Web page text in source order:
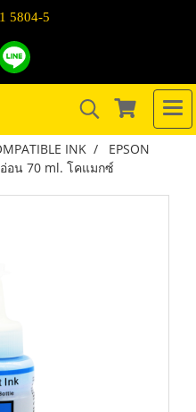
5804-5
INK
EPSON
อน 70 ml. โคแมกซ์